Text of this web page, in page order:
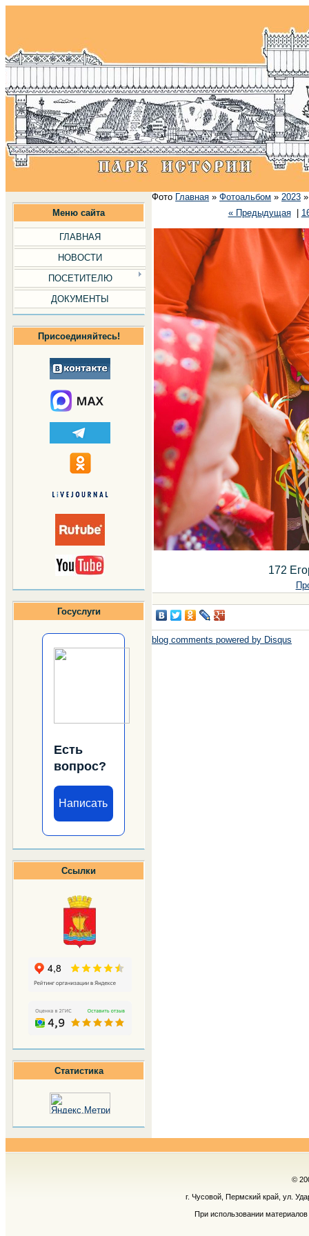
Меню сайта
ГЛАВНАЯ
НОВОСТИ
ПОСЕТИТЕЛЮ
ДОКУМЕНТЫ
Присоединяйтесь!
Госуслуги
Есть
вопрос?
Написать
Ссылки
Статистика
Фото Главная »Фотоальбом »2023
« Предыдущая|
172
blog comments powered by Disqus
©
г. Чусовой, Пермский край, ул.
При использовании